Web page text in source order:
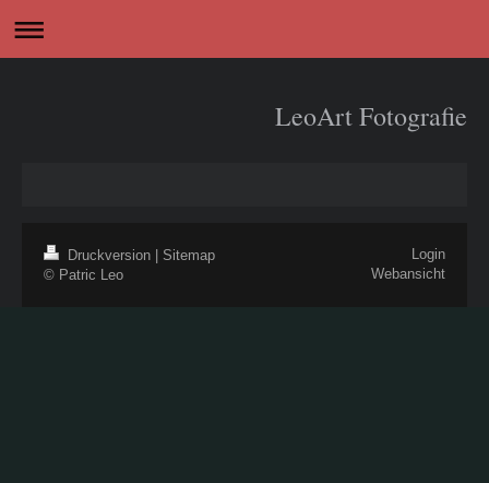
LeoArt Fotografie
Druckversion
Sitemap
© Patric Leo
Login
Webansicht